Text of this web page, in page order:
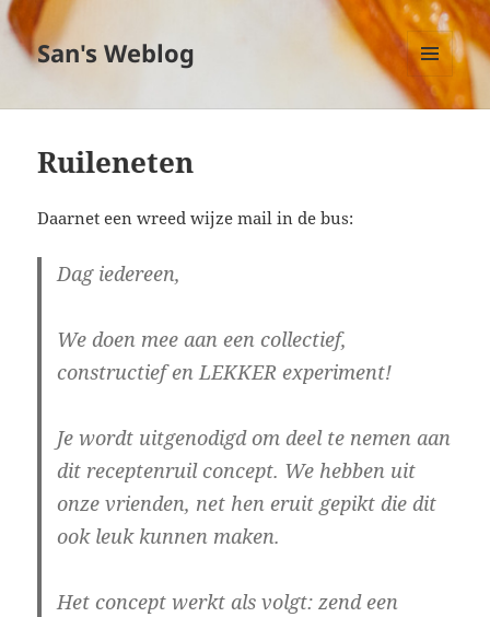
San's Weblog
MENU
EN
Ruileneten
Daarnet een wreed wijze mail in de bus:
Dag iedereen,
We doen mee aan een collectief,
constructief en LEKKER experiment!
Je wordt uitgenodigd om deel te nemen aan
dit receptenruil concept. We hebben uit
onze vrienden, net hen eruit gepikt die dit
ook leuk kunnen maken.
Het concept werkt als volgt: zend een